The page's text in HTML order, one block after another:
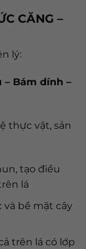
CĂNG –
lý:
– Bám dính –
thực vật, sản
tạo điều
lá
bề mặt cây
trên lá có lớp